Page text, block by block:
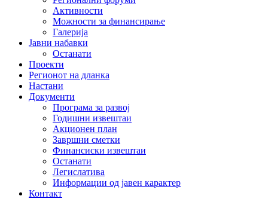
Активности
Можности за финансирање
Галерија
Јавни набавки
Останати
Проекти
Регионот на дланка
Настани
Документи
Програма за развој
Годишни извештаи
Акционен план
Завршни сметки
Финансиски извештаи
Останати
Легислатива
Информации од јавен карактер
Контакт